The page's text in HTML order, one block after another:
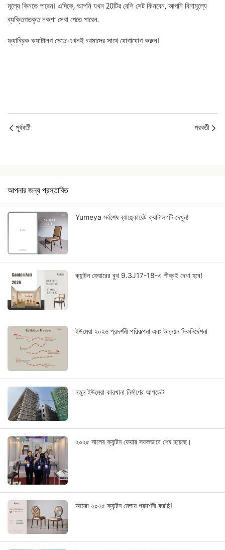
মূল্যে কিনতে পারেন। এদিকে, আপনি যখন 20টির বেশি সেট কিনবেন, আপনি বিনামূল্যে
ব্যক্তিগতকৃত নকশা সেবা পেতে পারেন.
ফ্যাব্রিক ক্যাটালগ পেতে এখনই আমাদের সাথে যোগাযোগ করুন।
পূর্ববর্তী পরবর্তী
আপনার জন্য প্রস্তাবিত
Yumeya সর্বশেষ ব্যাঙ্কোয়েট ক্যাটালগটি দেখুন!
ক্যান্টন ফেয়ারের বুথ 9.3J17-18-এ শীঘ্রই দেখা হবে!
ইউমেয়া ২০২৬ প্রদর্শনী পরিকল্পনা এবং উন্নয়ন দিকনির্দেশনা
নতুন ইউমেয়া কারখানা নির্মাণের আপডেট
২০২৫ সালের ক্যান্টন ফেয়ার সফলভাবে শেষ হয়েছে।
আমরা ২০২৫ ক্যান্টন মেলায় প্রদর্শনী করছি!